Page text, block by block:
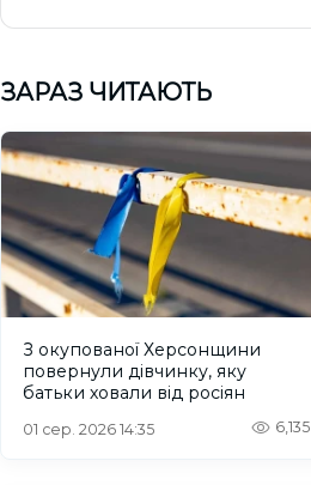
ЗАРАЗ ЧИТАЮТЬ
З окупованої Херсонщини
повернули дівчинку, яку
батьки ховали від росіян
01 сер. 2026 14:35 6,135